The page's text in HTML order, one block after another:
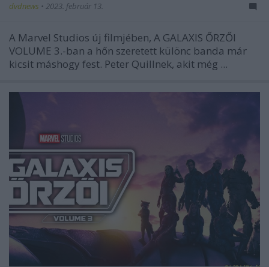
dvdnews • 2023. február 13.
A Marvel Studios új filmjében, A GALAXIS ŐRZŐI
VOLUME 3.-ban a hőn szeretett különc banda már
kicsit máshogy fest. Peter Quillnek, akit még ...